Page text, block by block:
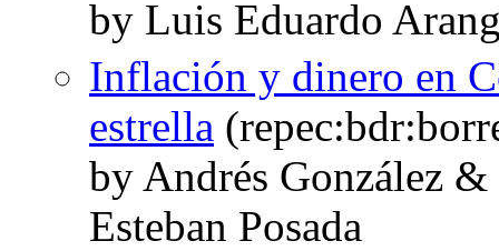
by Luis Eduardo
Inflación y dinero en
estrella
by Andrés González
Esteban Posada